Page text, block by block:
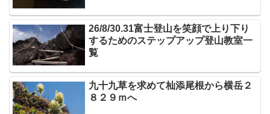
26/8/30.31富士登山を笑顔で上り下り
するためのステップアップ登山教室一
覧
九十九草を求めて杣添尾根から横岳２
８２９ｍへ